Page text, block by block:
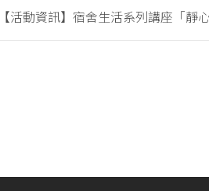
【活動資訊】宿舍生活系列講座「靜